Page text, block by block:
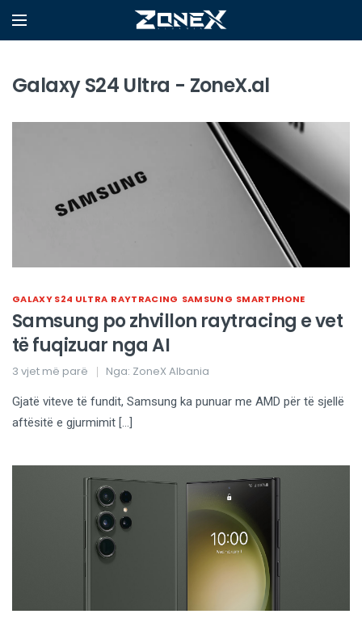
Galaxy S24 Ultra - ZoneX.al
GALAXY S24 ULTRA RAYTRACING SAMSUNG SMARTPHONE
Samsung po zhvillon raytracing e vet
të fuqizuar nga AI
3 vjet më parë Nga: ZoneX Albania
Gjatë viteve të fundit, Samsung ka punuar me AMD për të sjellë
aftësitë e gjurmimit […]